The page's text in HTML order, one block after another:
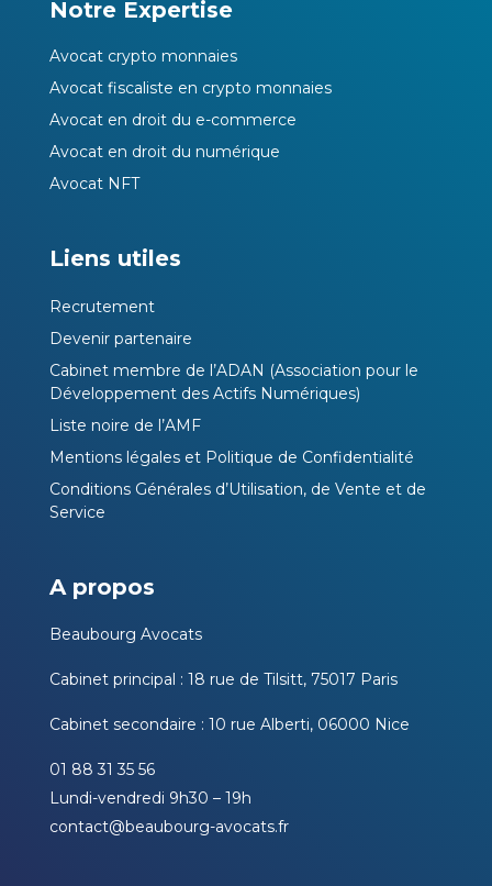
Notre Expertise
Avocat crypto monnaies
Avocat fiscaliste en crypto monnaies
Avocat en droit du e-commerce
Avocat en droit du numérique
Avocat NFT
Liens utiles
Recrutement
Devenir partenaire
Cabinet membre de l’ADAN (Association pour le
Développement des Actifs Numériques)
Liste noire de l’AMF
Mentions légales et Politique de Confidentialité
Conditions Générales d’Utilisation, de Vente et de
Service
A propos
Beaubourg Avocats
Cabinet principal : 18 rue de Tilsitt, 75017 Paris
Cabinet secondaire : 10 rue Alberti, 06000 Nice
01 88 31 35 56
Lundi-vendredi 9h30 – 19h
contact@beaubourg-avocats.fr